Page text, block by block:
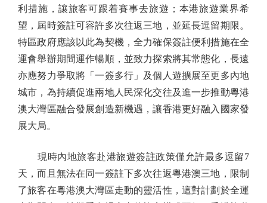
利措施，讓旅客可跟着賽事去旅遊；本港旅遊業界希
望，屆時簽註可容許多次往返三地，並延長逗留期限。
特區政府應該以此為契機，全力確保簽註便利措施在全
運會舉辦期間運作暢順，並致力探索將其常態化，長遠
亦應努力爭取將「一簽多行」及個人遊擴展至更多內地
城市，為持續促進兩地人民深化交往及進一步推動粵港
澳大灣區融合發展創造新機遇，讓香港更好融入國家發
展大局。
現時內地旅客赴港旅遊簽註政策僅允許最多逗留7
天，而且無法在同一簽註下多次往返粵港澳三地，限制
了旅客在粵港澳大灣區走動的靈活性，這對計劃於全運